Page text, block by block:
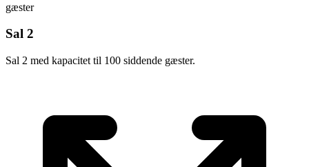
gæster
Sal 2
Sal 2 med kapacitet til 100 siddende gæster.